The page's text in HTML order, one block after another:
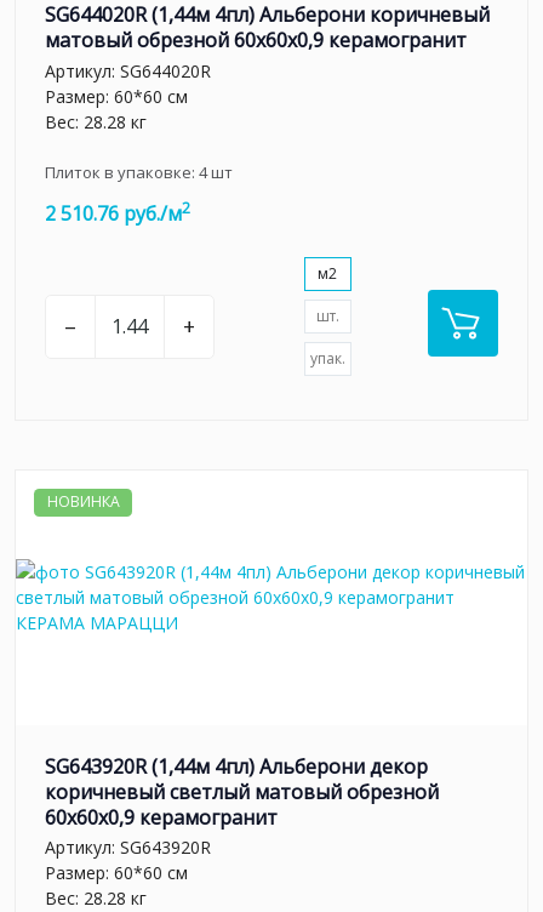
SG644020R (1,44м 4пл) Альберони коричневый
матовый обрезной 60x60x0,9 керамогранит
Артикул: SG644020R
Размер: 60*60 см
Вес: 28.28 кг
Плиток в упаковке: 4шт
2 510.76 руб./м2
– +
м2
шт.
упак.
НОВИНКА
SG643920R (1,44м 4пл) Альберони декор
коричневый светлый матовый обрезной
60x60x0,9 керамогранит
Артикул: SG643920R
Размер: 60*60 см
Вес: 28.28 кг